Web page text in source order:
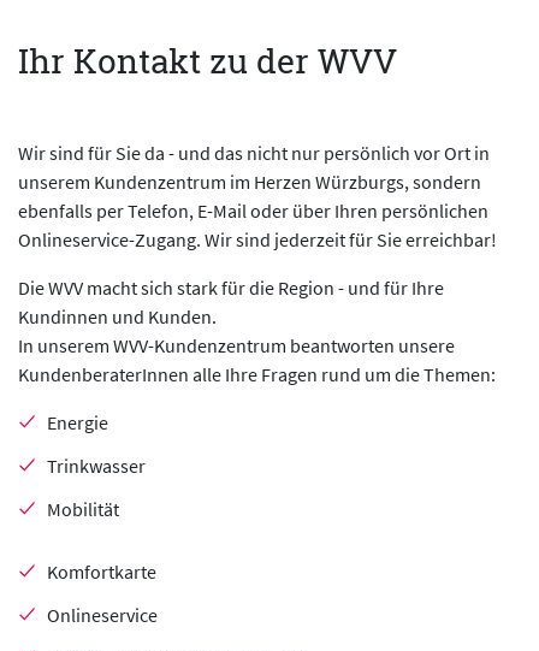
Ihr Kontakt zu der WVV
Wir sind für Sie da - und das nicht nur persönlich vor Ort in
unserem Kundenzentrum im Herzen Würzburgs, sondern
ebenfalls per Telefon, E-Mail oder über Ihren persönlichen
Onlineservice-Zugang. Wir sind jederzeit für Sie erreichbar!
Die WVV macht sich stark für die Region - und für Ihre
Kundinnen und Kunden.
In unserem WVV-Kundenzentrum beantworten unsere
KundenberaterInnen alle Ihre Fragen rund um die Themen:
Energie
Trinkwasser
Mobilität
Komfortkarte
Onlineservice